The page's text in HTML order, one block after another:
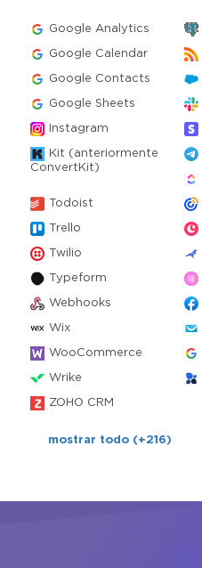
Google Analytics
Google Calendar
Google Contacts
Google Sheets
Instagram
Kit (anteriormente
ConvertKit)
Todoist
Trello
Twilio
Typeform
Webhooks
Wix
WooCommerce
Wrike
ZOHO CRM
mostrar todo (+216)